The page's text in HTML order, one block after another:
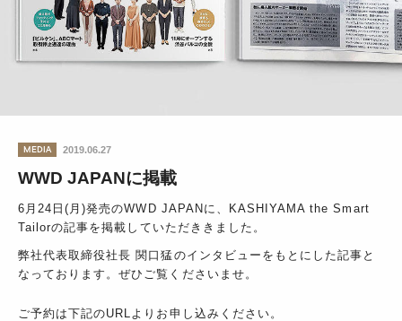
MEDIA 2019.06.27
WWD JAPANに掲載
6月24日(月)発売のWWD JAPANに、KASHIYAMA the Smart
Tailorの記事を掲載していただききました。
弊社代表取締役社長 関口猛のインタビューをもとにした記事と
なっております。ぜひご覧くださいませ。
ご予約は下記のURLよりお申し込みください。